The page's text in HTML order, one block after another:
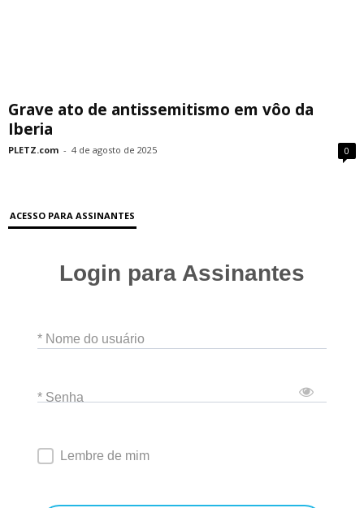
Grave ato de antissemitismo em vôo da
Iberia
PLETZ.com - 4 de agosto de 2025 0
ACESSO PARA ASSINANTES
Login para Assinantes
* Nome do usuário
* Senha
Lembre de mim